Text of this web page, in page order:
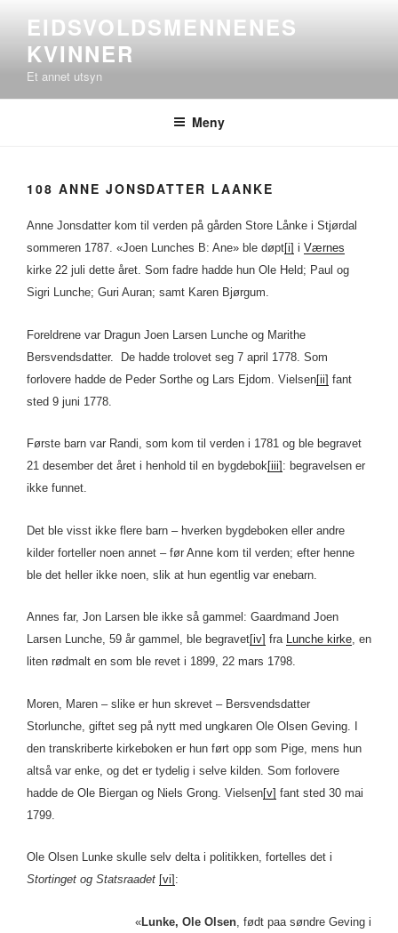
innhold
EIDSVOLDSMENNENES
KVINNER
Et annet utsyn
Meny
108 ANNE JONSDATTER LAANKE
Anne Jonsdatter kom til verden på gården Store Lånke i Stjørdal
sommeren 1787. «Joen Lunches B: Ane» ble døpt[i] i Værnes
kirke 22 juli dette året. Som fadre hadde hun Ole Held; Paul og
Sigri Lunche; Guri Auran; samt Karen Bjørgum.
Foreldrene var Dragun Joen Larsen Lunche og Marithe
Bersvendsdatter. De hadde trolovet seg 7 april 1778. Som
forlovere hadde de Peder Sorthe og Lars Ejdom. Vielsen[ii] fant
sted 9 juni 1778.
Første barn var Randi, som kom til verden i 1781 og ble begravet
21 desember det året i henhold til en bygdebok[iii] : begravelsen er
ikke funnet.
Det ble visst ikke flere barn – hverken bygdeboken eller andre
kilder forteller noen annet – før Anne kom til verden; efter henne
ble det heller ikke noen, slik at hun egentlig var enebarn.
Annes far, Jon Larsen ble ikke så gammel: Gaardmand Joen
Larsen Lunche, 59 år gammel, ble begravet[iv] fra Lunche kirke, en
liten rødmalt en som ble revet i 1899, 22 mars 1798.
Moren, Maren – slike er hun skrevet – Bersvendsdatter
Storlunche, giftet seg på nytt med ungkaren Ole Olsen Geving. I
den transkriberte kirkeboken er hun ført opp som Pige, mens hun
altså var enke, og det er tydelig i selve kilden. Som forlovere
hadde de Ole Biergan og Niels Grong. Vielsen[v] fant sted 30 mai
1799.
Ole Olsen Lunke skulle selv delta i politikken, fortelles det i
Stortinget og Statsraadet [vi] :
«Lunke, Ole Olsen , født paa søndre Geving i